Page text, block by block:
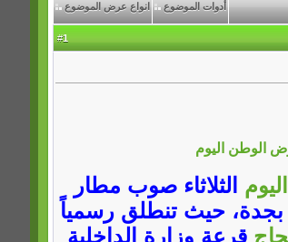
أدوات الموضوع انواع عرض الموضوع
#
1
الوطن اليوم
اليوم الثلاثاء صوب مطار
بجدة، حيث تنطلق رسمياً
قرعة وزارة الداخلية